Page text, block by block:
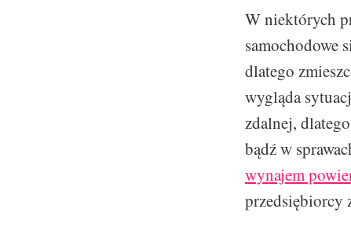
W niektórych
samochodowe
dlatego
wygląda
zdalnej,
bądź w
wynajem
przedsiębiorcy